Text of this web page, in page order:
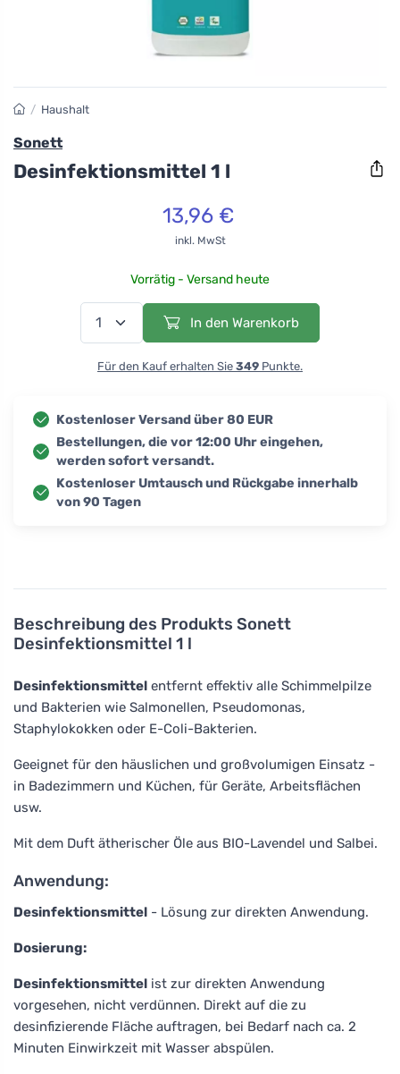
Beschreibung des Produkts Sonett
Desinfektionsmittel 1 l
Desinfektionsmittel entfernt effektiv alle Schimmelpilze
und Bakterien wie Salmonellen, Pseudomonas,
Staphylokokken oder E-Coli-Bakterien.
Geeignet für den häuslichen und großvolumigen Einsatz -
in Badezimmern und Küchen, für Geräte, Arbeitsflächen
usw.
Mit dem Duft ätherischer Öle aus BIO-Lavendel und Salbei.
Anwendung:
Desinfektionsmittel - Lösung zur direkten Anwendung.
Dosierung:
Desinfektionsmittel ist zur direkten Anwendung
vorgesehen, nicht verdünnen. Direkt auf die zu
desinfizierende Fläche auftragen, bei Bedarf nach ca. 2
Minuten Einwirkzeit mit Wasser abspülen.
/ Haushalt
Sonett
Desinfektionsmittel 1 l
13,96 €
inkl. MwSt
Vorrätig - Versand heute
In den Warenkorb
Für den Kauf erhalten Sie 349 Punkte.
Kostenloser Versand über 80 EUR
Bestellungen, die vor 12:00 Uhr eingehen,
werden sofort versandt.
Kostenloser Umtausch und Rückgabe innerhalb
von 90 Tagen